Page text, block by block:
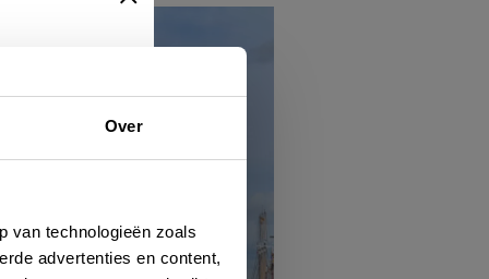
Over
van technologieën zoals
advertenties en content,